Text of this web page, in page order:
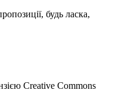
будь ласка,
Creative Commons